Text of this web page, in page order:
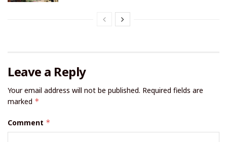
Leave a Reply
Your email address will not be published. Required fields are
marked *
Comment *